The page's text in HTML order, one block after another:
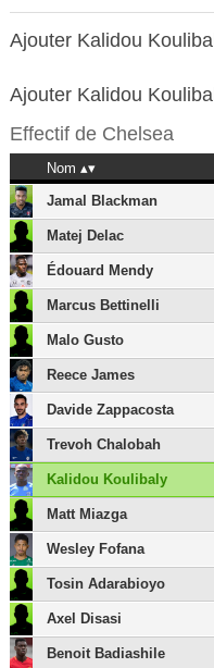
Ajouter Kalidou
Ajouter Kalidou
Effectif de Chelsea
Nom
Jamal Blackman
Matej Delac
Édouard Mendy
Marcus Bettinelli
Malo Gusto
Reece James
Davide Zappacosta
Trevoh Chalobah
Kalidou Koulibaly
Matt Miazga
Wesley Fofana
Tosin Adarabioyo
Axel Disasi
Benoit Badiashile